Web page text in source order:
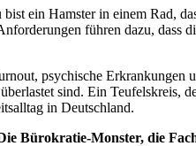
ein Hamster in einem Rad,
führen dazu, dass
psychische Erkrankungen
sind. Ein Teufelskreis,
in Deutschland.
Bürokratie-Monster, die